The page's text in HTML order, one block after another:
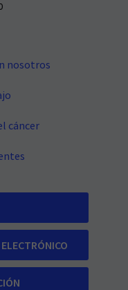
nosotros
cáncer